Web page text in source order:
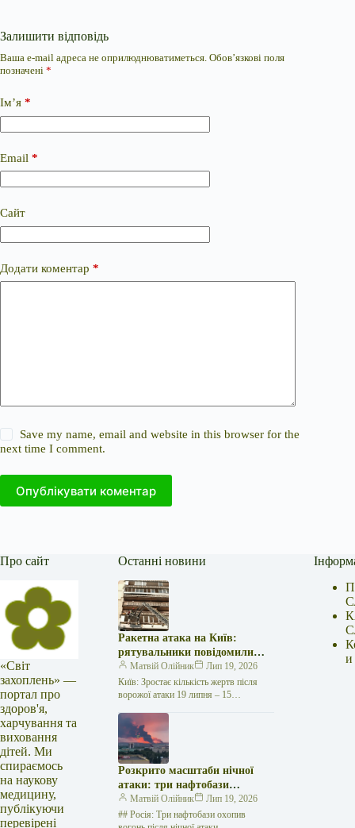
Залишити відповідь
Ваша e-mail адреса не оприлюднюватиметься. Обов’язкові поля
позначені *
Ім’я *
Email *
Сайт
Додати коментар *
Save my name, email and website in this browser for the
next time I comment.
Опублікувати коментар
Про сайт
«Світ
захоплень» —
портал про
здоров'я,
харчування та
виховання
дітей. Ми
спираємось
на наукову
медицину,
публікуючи
перевірені
Останні новини
Ракетна атака на Київ:
рятувальники повідомили
про 15 поранених
Матвій Олійник
Лип 19, 2026
Київ: Зростає кількість жертв після
ворожої атаки 19 липня – 15
російської агресії, що сталася у
столиці…
Розкрито масштаби нічної
атаки: три нафтобази
палають у Ставрополі –
OSINT-аналіз
Матвій Олійник
Лип 19, 2026
## Росія: Три нафтобази охопив
и